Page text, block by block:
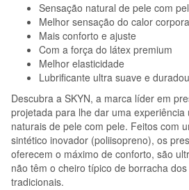
Sensação natural de pele com
Melhor sensação do calor
Mais conforto e ajuste
Com a força do látex premium
Melhor elasticidade
Lubrificante ultra suave e
Descubra a SKYN, a marca líder em
projetada para lhe dar uma experiência
naturais de pele com pele. Feitos com
sintético inovador (poliisopreno), os
oferecem o máximo de conforto, são
não têm o cheiro típico de borracha
tradicionais.